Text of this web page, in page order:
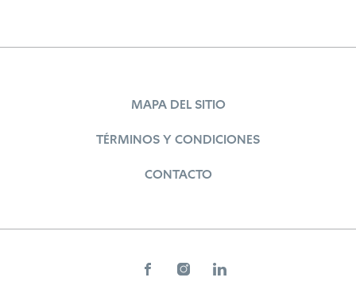
MAPA DEL SITIO
TÉRMINOS Y CONDICIONES
CONTACTO